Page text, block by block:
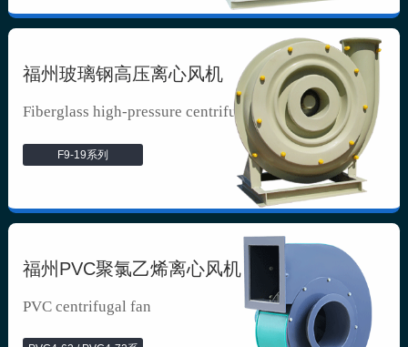
福州玻璃钢高压离心风机
Fiberglass high-pressure centrifuga...
F9-19系列
福州PVC聚氯乙烯离心风机
PVC centrifugal fan